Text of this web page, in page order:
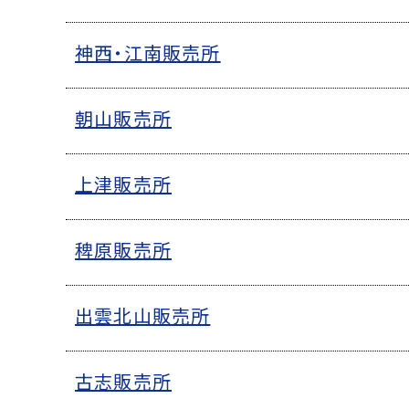
神西・江南販売所
朝山販売所
上津販売所
稗原販売所
出雲北山販売所
古志販売所